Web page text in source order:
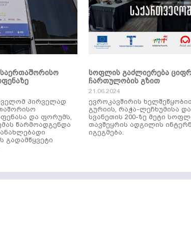
პირველად
და ფორუმს,
წარმოადგენდა
გადამწყვეტი
სოფლის გაძლიერება
ჩართულობის გზით
21.06.2024
ევროკავშირის
გურიის, რაჭა-ლეჩხუმისა
სვანეთის 200-ზე მეტი
თავშეყრის ადგილის
იგეგმება.